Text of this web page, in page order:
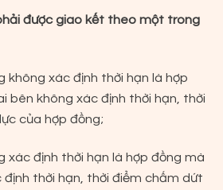
được giao kết theo một trong
không xác định thời hạn là hợp
bên không xác định thời hạn, thời
của hợp đồng;
xác định thời hạn là hợp đồng mà
thời hạn, thời điểm chấm dứt